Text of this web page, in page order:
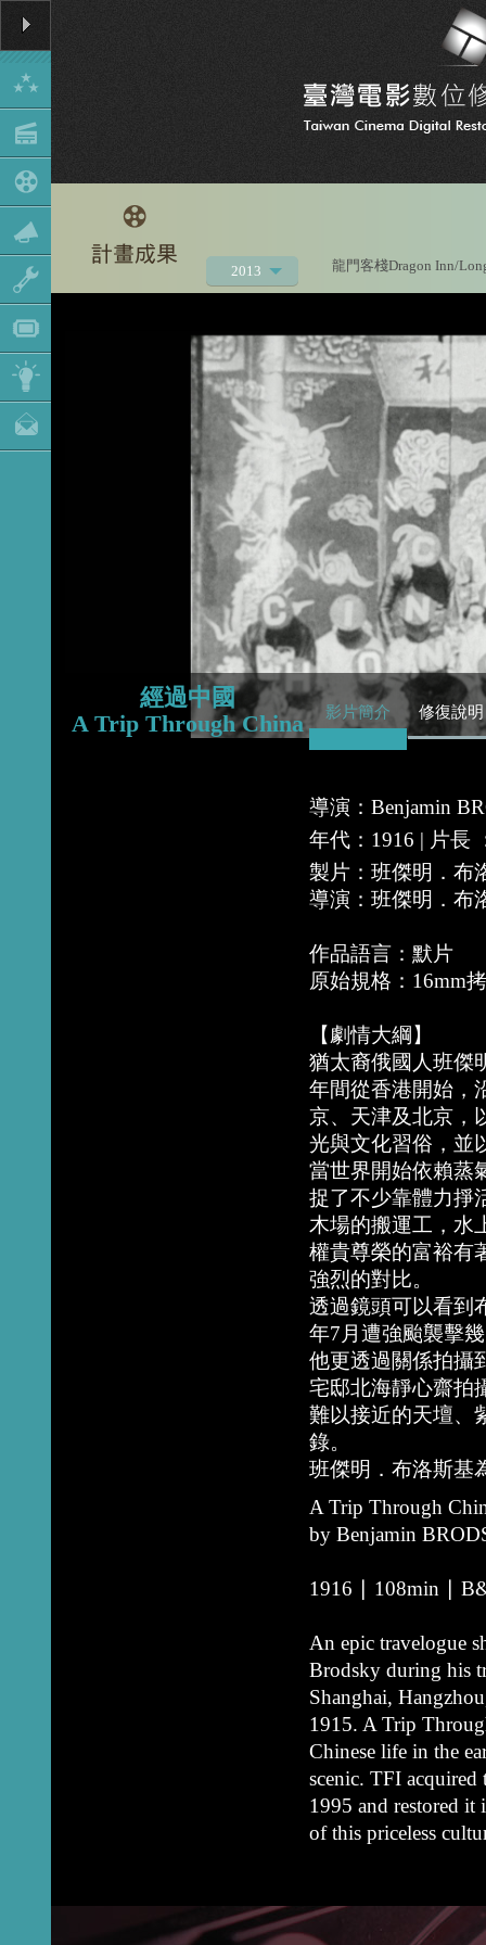
2013
2020
2019
2018
2017
2016
2015
2014
龍門客棧Dragon Inn/
經過中國
A Trip Through China
影片簡介 修復說明
導演：Benjamin
年代：1916 | 片長
製片：班傑明．布
導演：班傑明．布
作品語言：默片
原始規格：16mm
【劇情大綱】
猶太裔俄國人班傑
年間從香港開始，
京、天津及北京，
光與文化習俗，並
當世界開始依賴蒸
捉了不少靠體力掙
木場的搬運工，水
權貴尊榮的富裕有
強烈的對比。
透過鏡頭可以看到
年7月遭強颱襲擊
他更透過關係拍攝
宅邸北海靜心齋拍
難以接近的天壇、
錄。
班傑明．布洛斯基
A Trip Through
by Benjamin
1916 ∣ 108min ∣
An epic travelogue
Brodsky during his
Shanghai,
1915. A Trip
Chinese life in the
scenic. TFI
1995 and restored
of this priceless